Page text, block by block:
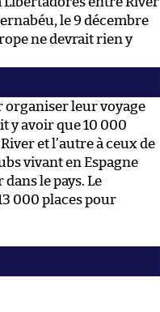
le 9 décembre
ne devrait rien y
organiser leur voyage
y avoir que 10 000
et l’autre à ceux de
vivant en Espagne
le pays. Le
000 places pour